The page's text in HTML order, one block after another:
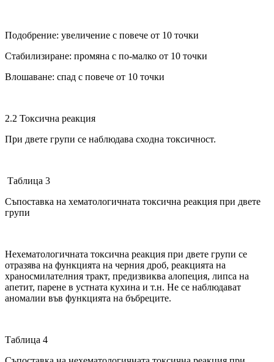
Подобрение: увеличение с повече от 10 точки
Стабилизиране: промяна с по-малко от 10 точки
Влошаване: спад с повече от 10 точки
2.2 Токсична реакция
При двете групи се наблюдава сходна токсичност.
Таблица 3
Съпоставка на хематологичната токсична реакция при двете
групи
Нехематологичната токсична реакция при двете групи се
отразява на функцията на черния дроб, реакцията на
храносмилателния тракт, предизвиква алопеция, липса на
апетит, парене в устната кухина и т.н. Не се наблюдават
аномалии във функцията на бъбреците.
Таблица 4